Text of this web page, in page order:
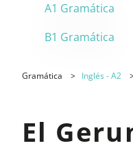
A1 Gramática
B1 Gramática
Gramática Inglés - A2
El